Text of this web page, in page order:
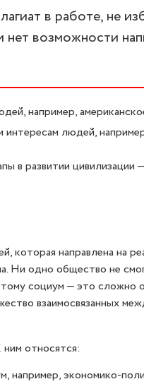
в работе, не
возможности
например,
интересам людей,
в развитии цивилизации
которая направлена на
Ни одно общество не
социум — это сложно
взаимосвязанных
относятся:
например, экономико-